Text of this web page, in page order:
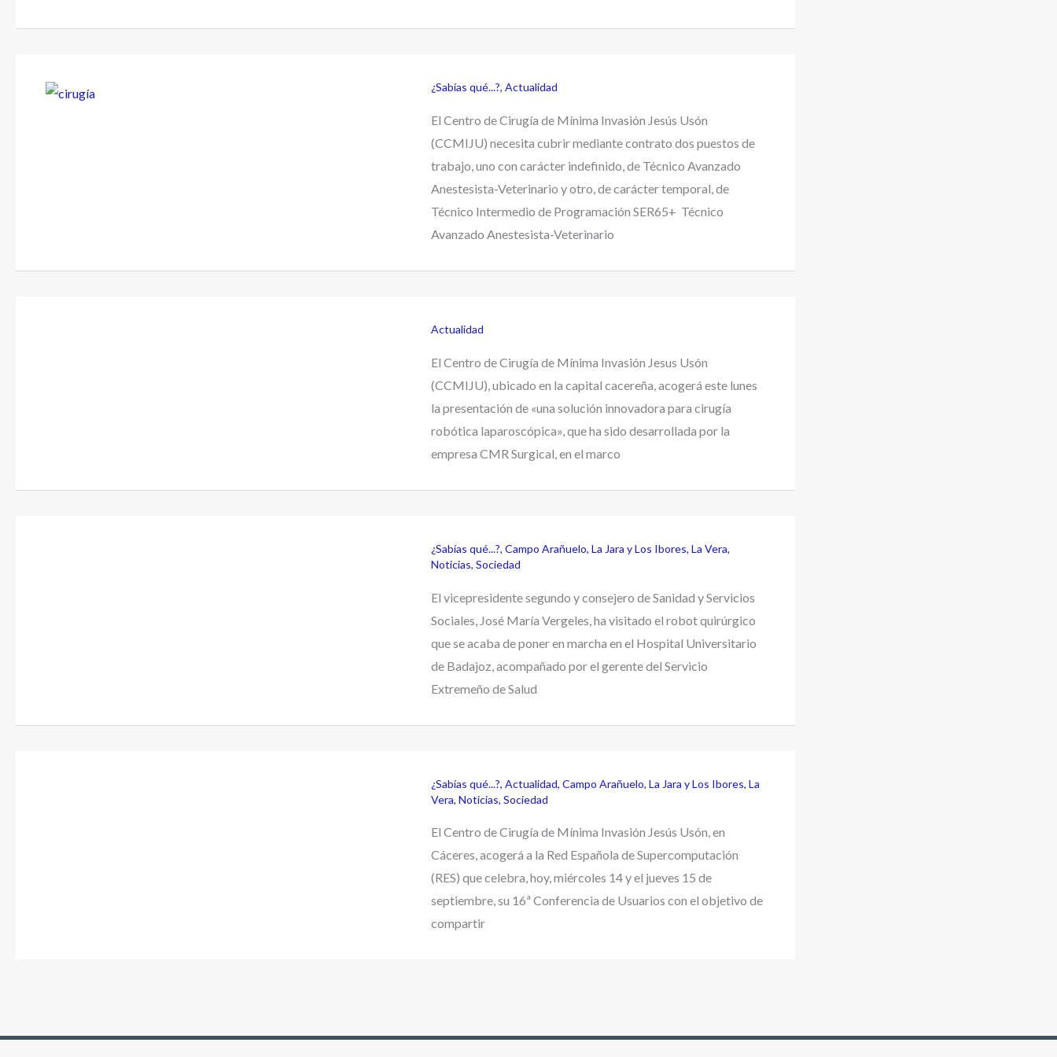
¿Sabías qué...?, Actualidad
El Centro de Cirugía de Mínima Invasión Jesús Usón
(CCMIJU) necesita cubrir mediante contrato dos puestos de
trabajo, uno con carácter indefinido, de Técnico Avanzado
Anestesista-Veterinario y otro, de carácter temporal, de
Técnico Intermedio de Programación SER65+ Técnico
Avanzado Anestesista-Veterinario
Actualidad
El Centro de Cirugía de Mínima Invasión Jesus Usón
(CCMIJU), ubicado en la capital cacereña, acogerá este lunes
la presentación de «una solución innovadora para cirugía
robótica laparoscópica», que ha sido desarrollada por la
empresa CMR Surgical, en el marco
¿Sabías qué...?, Campo Arañuelo, La Jara y Los Ibores, La Vera,
Noticias, Sociedad
El vicepresidente segundo y consejero de Sanidad y Servicios
Sociales, José María Vergeles, ha visitado el robot quirúrgico
que se acaba de poner en marcha en el Hospital Universitario
de Badajoz, acompañado por el gerente del Servicio
Extremeño de Salud
¿Sabías qué...?, Actualidad, Campo Arañuelo, La Jara y Los Ibores, La
Vera, Noticias, Sociedad
El Centro de Cirugía de Mínima Invasión Jesús Usón, en
Cáceres, acogerá a la Red Española de Supercomputación
(RES) que celebra, hoy, miércoles 14 y el jueves 15 de
septiembre, su 16ª Conferencia de Usuarios con el objetivo de
compartir